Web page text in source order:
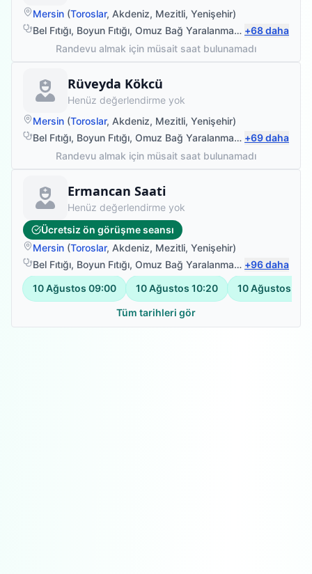
Mersin (Toroslar, Akdeniz, Mezitli, Yenişehir)
Bel Fıtığı, Boyun Fıtığı, Omuz Bağ Yaralanması ,Protez
+68daha
Randevu almak için müsait saat bulunamadı
Rüveyda Kökcü
Fizyoterapist
Henüz değerlendirme yok
Mersin (Toroslar, Akdeniz, Mezitli, Yenişehir)
Bel Fıtığı, Boyun Fıtığı, Omuz Bağ Yaralanması ,Protez
+69daha
Randevu almak için müsait saat bulunamadı
Ermancan Saati
Fizyoterapist
Henüz değerlendirme yok
Ücretsiz ön görüşme seansı
Mersin (Toroslar, Akdeniz, Mezitli, Yenişehir)
Bel Fıtığı, Boyun Fıtığı, Omuz Bağ Yaralanması ,Protez
+96daha
10 Ağustos 09:00 10 Ağustos 10:20 10 Ağustos
Tüm tarihleri gör